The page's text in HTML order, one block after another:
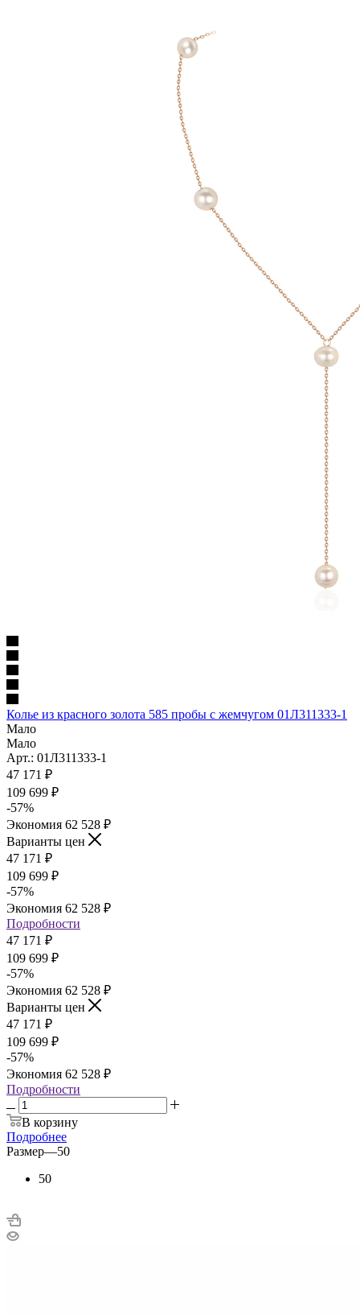
Колье из красного золота 585 пробы с жемчугом 01Л311333-1
Мало
Мало
Арт.: 01Л311333-1
47 171 ₽
109 699 ₽
-57%
Экономия 62 528 ₽
Варианты цен
47 171 ₽
109 699 ₽
-57%
Экономия 62 528 ₽
Подробности
47 171 ₽
109 699 ₽
-57%
Экономия 62 528 ₽
Варианты цен
47 171 ₽
109 699 ₽
-57%
Экономия 62 528 ₽
Подробности
В корзину
Подробнее
Размер—50
50